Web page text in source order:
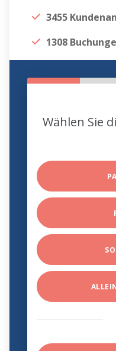
3455
1308
Wählen Sie